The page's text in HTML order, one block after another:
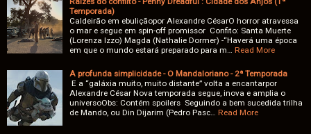
Temporada)
Caldeirão em ebuliçãopor Alexandre CésarO horror atravessa
o mar e segue em spin-off promissor Confito: Santa Muerte
(Lorenza Izzo) Magda (Nathalie Dormer) -“Haverá uma época
em que o mundo estará preparado para m… Read More
A profunda simplicidade - O Mandaloriano - 2ª Temporada
E a “galáxia muito, muito distante” volta a encantarpor
Alexandre César Nova temporada segue, inova e amplia o
universoObs: Contém spoilers Seguindo a bem sucedida trilha
de Mando, ou Din Dijarim (Pedro Pasc… Read More